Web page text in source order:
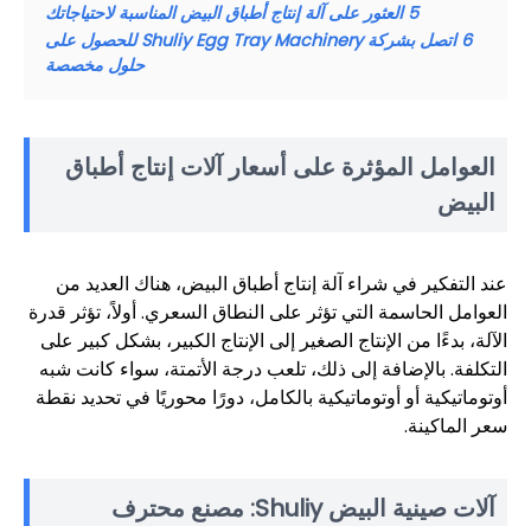
5 العثور على آلة إنتاج أطباق البيض المناسبة لاحتياجاتك
6
اتصل بشركة Shuliy Egg Tray Machinery للحصول على
حلول مخصصة
العوامل المؤثرة على أسعار آلات إنتاج أطباق
البيض
عند التفكير في شراء آلة إنتاج أطباق البيض، هناك العديد من
العوامل الحاسمة التي تؤثر على النطاق السعري. أولاً، تؤثر قدرة
الآلة، بدءًا من الإنتاج الصغير إلى الإنتاج الكبير، بشكل كبير على
التكلفة. بالإضافة إلى ذلك، تلعب درجة الأتمتة، سواء كانت شبه
أوتوماتيكية أو أوتوماتيكية بالكامل، دورًا محوريًا في تحديد نقطة
سعر الماكينة.
آلات صينية البيض Shuliy: مصنع محترف